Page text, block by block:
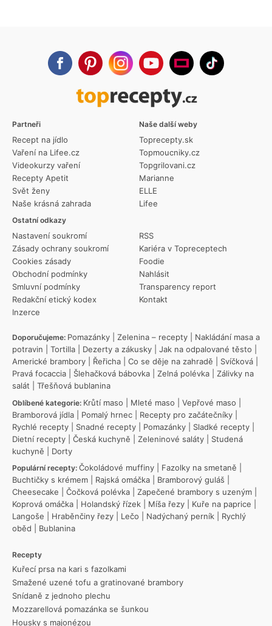
Partneři
Recept na jídlo
Vaření na Lifee.cz
Videokurzy vaření
Recepty Apetit
Svět ženy
Naše krásná zahrada
Ostatní odkazy
Nastavení soukromí
Zásady ochrany soukromí
Cookies zásady
Obchodní podmínky
Smluvní podmínky
Redakční etický kodex
Inzerce
RSS
Kariéra v Topreceptech
Foodie
Nahlásit
Transparency report
Kontakt
Naše další weby
Toprecepty.sk
Topmoucniky.cz
Topgrilovani.cz
Marianne
ELLE
Lifee
Doporučujeme: Pomazánky Zelenina – recepty
Nakládání masa a
potravin
Tortilla Dezerty a zákusky Jak na odpalované těsto
Americké brambory
Řeřicha Co se děje na zahradě Svíčková
Pravá focaccia
Šlehačková bábovka Zelná polévka
Zálivky na
salát
Třešňová bublanina
Oblíbené kategorie: Krůtí maso Mleté maso Vepřové maso
Bramborová jídla
Pomalý hrnec Recepty pro začátečníky
Rychlé recepty
Snadné recepty Pomazánky Sladké recepty
Dietní recepty
Česká kuchyně Zeleninové saláty
Studená
kuchyně
Dorty
Populární recepty: Čokoládové muffiny Fazolky na smetaně
Buchtičky s krémem
Rajská omáčka Bramborový guláš
Cheesecake
Čočková polévka Zapečené brambory s uzeným
Koprová omáčka
Holandský řízek Míša řezy Kuře na paprice
Langoše
Hraběnčiny řezy Lečo Nadýchaný perník
Rychlý
oběd
Bublanina
Recepty
Kuřecí prsa na kari s fazolkami
Smažené uzené tofu a gratinované brambory
Snídaně z jednoho plechu
Mozzarellová pomazánka se šunkou
Housky s majonézou